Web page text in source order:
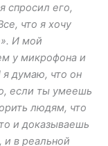
спросил его,
что я хочу
И мой
у микрофона и
думаю, что он
если ты умеешь
людям, что
и доказываешь
в реальной